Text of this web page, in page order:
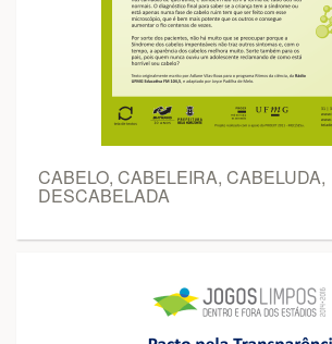
CABELO, CABELEIRA, CABELUDA,
DESCABELADA